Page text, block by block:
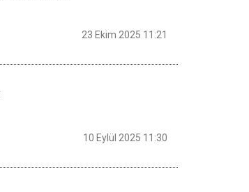
23 Ekim 2025 11:21
10 Eylül 2025 11:30